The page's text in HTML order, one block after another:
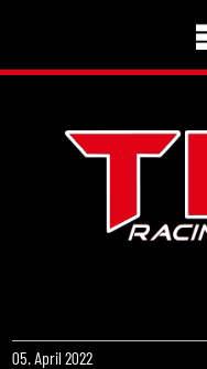
05. April 2022